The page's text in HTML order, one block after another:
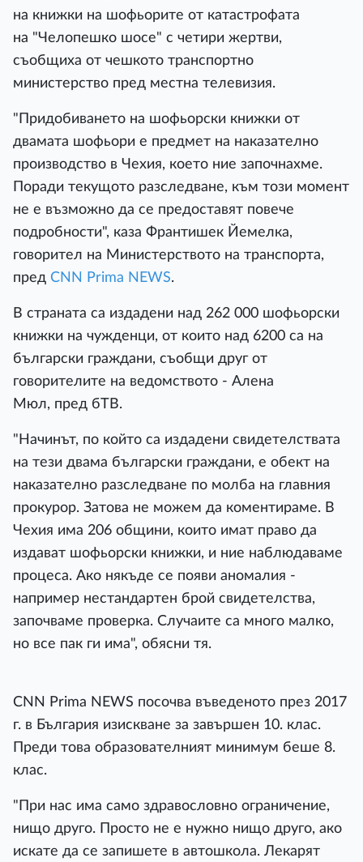
на книжки на шофьорите от катастрофата
на "Челопешко шосе" с четири жертви,
съобщиха от чешкото транспортно
министерство пред местна телевизия.
"Придобиването на шофьорски книжки от
двамата шофьори е предмет на наказателно
производство в Чехия, което ние започнахме.
Поради текущото разследване, към този момент
не е възможно да се предоставят повече
подробности", каза Франтишек Йемелка,
говорител на Министерството на транспорта,
пред CNN Prima NEWS.
В страната са издадени над 262 000 шофьорски
книжки на чужденци, от които над 6200 са на
български граждани, съобщи друг от
говорителите на ведомството - Алена
Мюл, пред бТВ.
"Начинът, по който са издадени свидетелствата
на тези двама български граждани, е обект на
наказателно разследване по молба на главния
прокурор. Затова не можем да коментираме. В
Чехия има 206 общини, които имат право да
издават шофьорски книжки, и ние наблюдаваме
процеса. Ако някъде се появи аномалия -
например нестандартен брой свидетелства,
започваме проверка. Случаите са много малко,
но все пак ги има", обясни тя.
CNN Prima NEWS посочва въведеното през 2017
г. в България изискване за завършен 10. клас.
Преди това образователният минимум беше 8.
клас.
"При нас има само здравословно ограничение,
нищо друго. Просто не е нужно нищо друго, ако
искате да се запишете в автошкола. Лекарят